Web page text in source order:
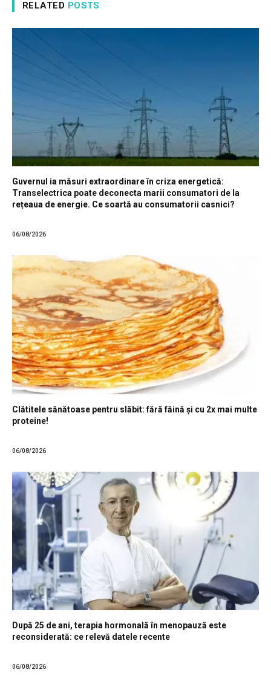
RELATED POSTS
Guvernul ia măsuri extraordinare în criza energetică:
Transelectrica poate deconecta marii consumatori de la
rețeaua de energie. Ce soartă au consumatorii casnici?
06/08/2026
Clătitele sănătoase pentru slăbit: fără făină și cu 2x mai multe
proteine!
06/08/2026
După 25 de ani, terapia hormonală în menopauză este
reconsiderată: ce relevă datele recente
06/08/2026